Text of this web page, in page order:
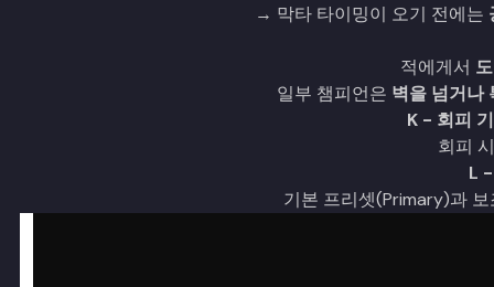
→ 막타 타이밍이 오기 전에는
적에게서
일부 챔피언은 벽을 넘거나
K - 회피
회피
L
기본 프리셋(Primary)과